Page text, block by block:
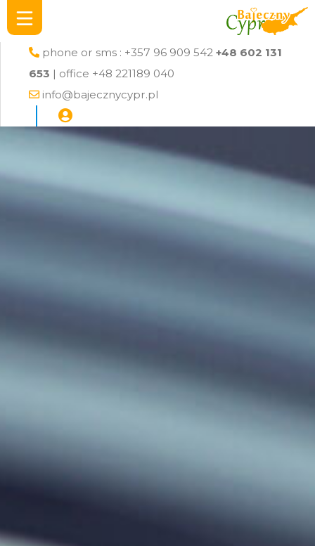
phone or sms : +357 96 909 542 +48 602 131
653 | office +48 221189 040
info@bajecznycypr.pl